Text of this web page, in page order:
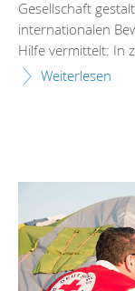
Gesellschaft
internationalen
Hilfe vermittelt: In
Weiterlesen